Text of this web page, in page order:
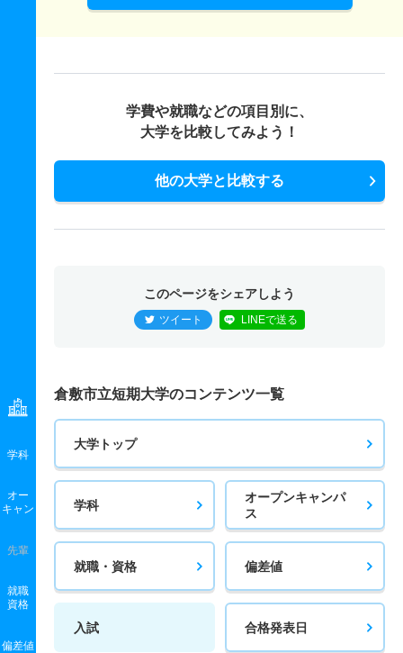
学科
オー
キャン
先輩
就職
資格
偏差値
学費や就職などの項目別に、
大学を比較してみよう！
他の大学と比較する
このページをシェアしよう
ツイート LINEで送る
倉敷市立短期大学のコンテンツ一覧
大学トップ
学科
オープンキャンパ
ス
就職・資格 偏差値
入試 合格発表日